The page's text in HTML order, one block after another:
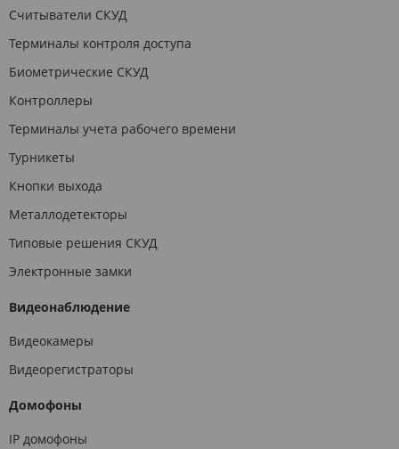
Считыватели СКУД
Терминалы контроля доступа
Биометрические СКУД
Контроллеры
Терминалы учета рабочего времени
Турникеты
Кнопки выхода
Металлодетекторы
Типовые решения СКУД
Электронные замки
Видеонаблюдение
Видеокамеры
Видеорегистраторы
Домофоны
IP домофоны